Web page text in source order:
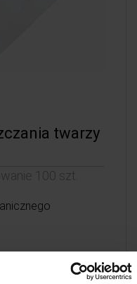
twarzy
100 szt.